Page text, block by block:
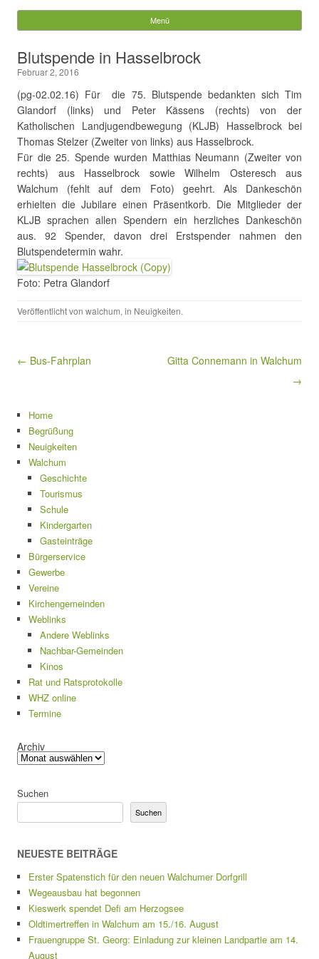
Gemeinde Walchum
nach:
Menü
Blutspende in Hasselbrock
Februar 2, 2016
(pg-02.02.16) Für die 75. Blutspende bedankten sich Tim
Glandorf (links) und Peter Kässens (rechts) von der
Katholischen Landjugendbewegung (KLJB) Hasselbrock bei
Thomas Stelzer (Zweiter von links) aus Hasselbrock.
Für die 25. Spende wurden Matthias Neumann (Zweiter von
rechts) aus Hasselbrock sowie Wilhelm Osteresch aus
Walchum (fehlt auf dem Foto) geehrt. Als Dankeschön
erhielten die Jubilare einen Präsentkorb. Die Mitglieder der
KLJB sprachen allen Spendern ein herzliches Dankeschön
aus. 92 Spender, davon drei Erstspender nahmen den
Blutspendetermin wahr.
Foto: Petra Glandorf
Veröffentlicht von walchum, in Neuigkeiten.
Beitragsnavigation
← Bus-Fahrplan
Gitta Connemann in Walchum
→
Home
Begrüßung
Neuigkeiten
Walchum
Geschichte
Tourismus
Schule
Kindergarten
Gasteinträge
Bürgerservice
Gewerbe
Vereine
Kirchengemeinden
Weblinks
Andere Weblinks
Nachbar-Gemeinden
Kinos
Rat und Ratsprotokolle
WHZ online
Termine
Archiv
Suchen
Suchen
NEUESTE BEITRÄGE
Erster Spatenstich für den neuen Walchumer Dorfgrill
Wegeausbau hat begonnen
Kieswerk spendet Defi am Herzogsee
Oldtimertreffen in Walchum am 15./16. August
Frauengruppe St. Georg: Einladung zur kleinen Landpartie am 14.
August